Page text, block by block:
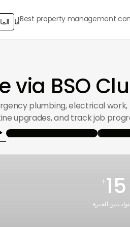
أنا
BSO
plumbing, electrical work,
upgrades, and track job
15
+
من الخبرة